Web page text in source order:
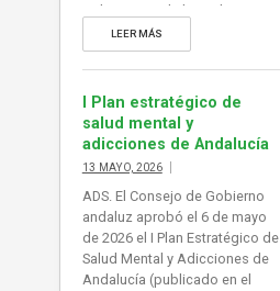
gobernanza de la inteligencia
artificial, norma que adaptaría
al ordenamiento jurídico
español el Reglamento
europeo de Inteligencia
Artificial (RIA), en vigor desde
agosto de 2024. De esta forma
LEER MÁS
I Plan estratégico de
salud mental y
adicciones de Andalucía
13 MAYO, 2026
ADS. El Consejo de Gobierno
andaluz aprobó el 6 de mayo
de 2026 el I Plan Estratégico de
Salud Mental y Adicciones de
Andalucía (publicado en el